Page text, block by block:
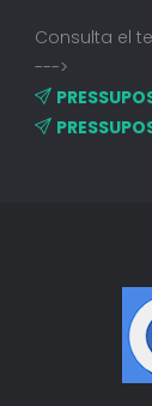
Consulta el
--->